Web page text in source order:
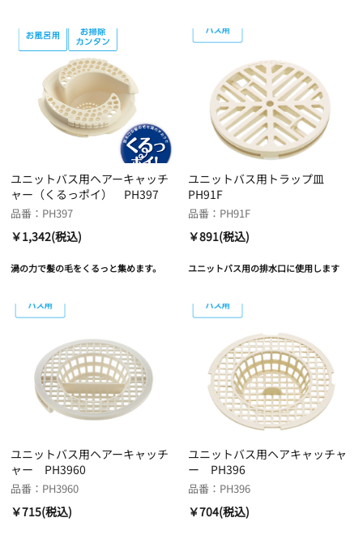
ユニットバス用ヘアーキャッチ
ャー（くるっポイ） PH397
品番：PH397
￥1,342(税込)
渦の力で髪の毛をくるっと集めます。
ユニットバス用トラップ皿
PH91F
品番：PH91F
￥891(税込)
ユニットバス用の排水口に使用します
ユニットバス用ヘアーキャッチ
ャー PH3960
品番：PH3960
￥715(税込)
ユニットバス用ヘアキャッチャ
ー PH396
品番：PH396
￥704(税込)